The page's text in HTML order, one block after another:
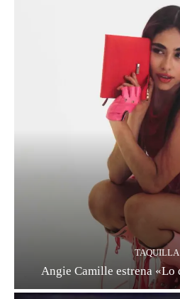
TAQUILLA
Angie Camille estrena «Lo